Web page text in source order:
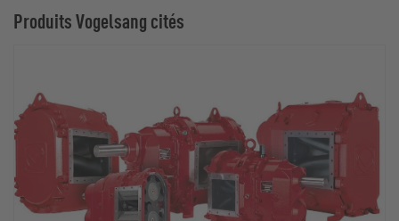
Produits Vogelsang cités